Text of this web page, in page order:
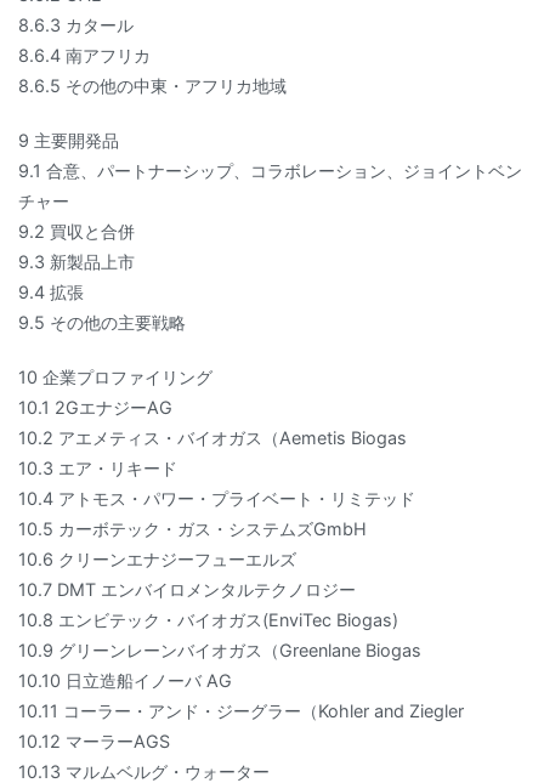
8.6.3 カタール
8.6.4 南アフリカ
8.6.5 その他の中東・アフリカ地域
9 主要開発品
9.1 合意、パートナーシップ、コラボレーション、ジョイントベン
チャー
9.2 買収と合併
9.3 新製品上市
9.4 拡張
9.5 その他の主要戦略
10 企業プロファイリング
10.1 2GエナジーAG
10.2 アエメティス・バイオガス（Aemetis Biogas
10.3 エア・リキード
10.4 アトモス・パワー・プライベート・リミテッド
10.5 カーボテック・ガス・システムズGmbH
10.6 クリーンエナジーフューエルズ
10.7 DMT エンバイロメンタルテクノロジー
10.8 エンビテック・バイオガス(EnviTec Biogas)
10.9 グリーンレーンバイオガス（Greenlane Biogas
10.10 日立造船イノーバ AG
10.11 コーラー・アンド・ジーグラー（Kohler and Ziegler
10.12 マーラーAGS
10.13 マルムベルグ・ウォーター